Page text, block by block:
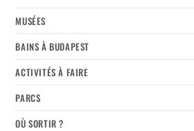
MUSÉES
BAINS À BUDAPEST
ACTIVITÉS À FAIRE
PARCS
OÙ SORTIR ?